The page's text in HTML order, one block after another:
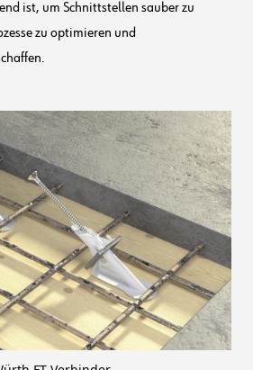
ist, um Schnittstellen sauber zu
zu optimieren und